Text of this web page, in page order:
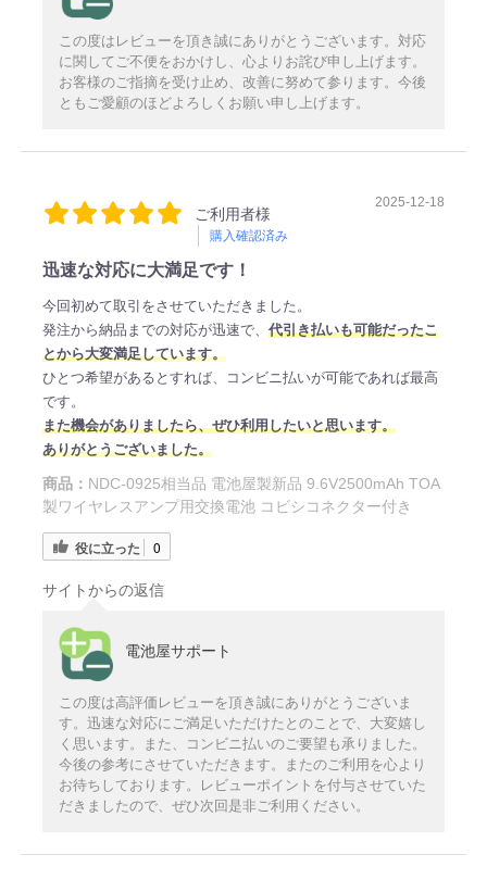
この度はレビューを頂き誠にありがとうございます。対応
に関してご不便をおかけし、心よりお詫び申し上げます。
お客様のご指摘を受け止め、改善に努めて参ります。今後
ともご愛顧のほどよろしくお願い申し上げます。
ご利用者様
購入確認済み
2025-12-18
迅速な対応に大満足です！
今回初めて取引をさせていただきました。
発注から納品までの対応が迅速で、 代引き払いも可能だったこ
とから大変満足しています。
ひとつ希望があるとすれば、コンビニ払いが可能であれば最高
です。
また機会がありましたら、ぜひ利用したいと思います。
ありがとうございました。
商品： NDC-0925相当品 電池屋製新品 9.6V2500mAh TOA
製ワイヤレスアンプ用交換電池 コビシコネクター付き
役に立った 0
サイトからの返信
電池屋サポート
この度は高評価レビューを頂き誠にありがとうございま
す。迅速な対応にご満足いただけたとのことで、大変嬉し
く思います。また、コンビニ払いのご要望も承りました。
今後の参考にさせていただきます。またのご利用を心より
お待ちしております。レビューポイントを付与させていた
だきましたので、ぜひ次回是非ご利用ください。